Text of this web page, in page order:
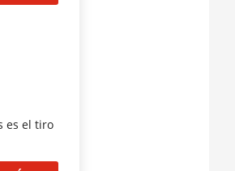
es el tiro